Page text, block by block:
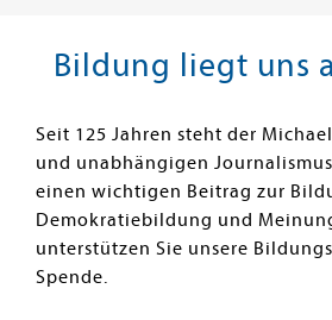
Bildung liegt uns
Seit 125 Jahren steht der
und unabhängigen
einen wichtigen Beitrag zur
Demokratiebildung und
unterstützen Sie unsere
Spende.